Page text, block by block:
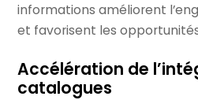
informations améliorent
et favorisent les
Accélération de
catalogues